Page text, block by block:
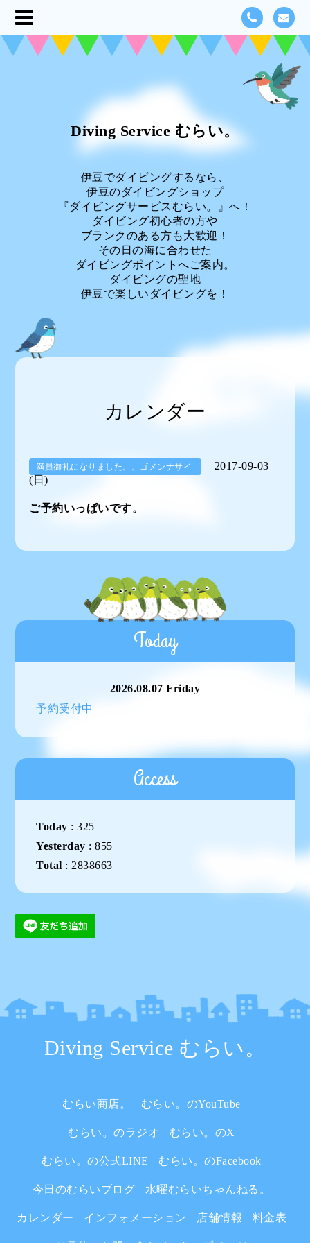
Diving Service むらい。
伊豆でダイビングするなら、
伊豆のダイビングショップ
『ダイビングサービスむらい。』へ！
ダイビング初心者の方や
ブランクのある方も大歓迎！
その日の海に合わせた
ダイビングポイントへご案内。
ダイビングの聖地
伊豆で楽しいダイビングを！
カレンダー
満員御礼になりました。。ゴメンナサイ
2017-09-03
(日)
ご予約いっぱいです。
Today
2026.08.07 Friday
予約受付中
Access
Today :325
Yesterday :855
Total : 2838663
Diving Service むらい。
むらい商店。 むらい。のYouTube
むらい。のラジオ むらい。のX
むらい。の公式LINE むらい。のFacebook
今日のむらいブログ 水曜むらいちゃんねる。
カレンダー インフォメーション 店舗情報 料金表